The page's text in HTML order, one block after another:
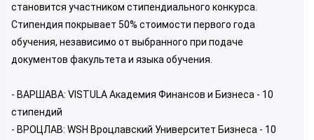
становится участником стипендиального конкурса.
Стипендия покрывает 50% стоимости первого года
обучения, независимо от выбранного при подаче
документов факультета и языка обучения.
- ВАРШАВА: VISTULA Академия Финансов и Бизнеса - 10
стипендий
- ВРОЦЛАВ: WSH Вроцлавский Университет Бизнеса - 10